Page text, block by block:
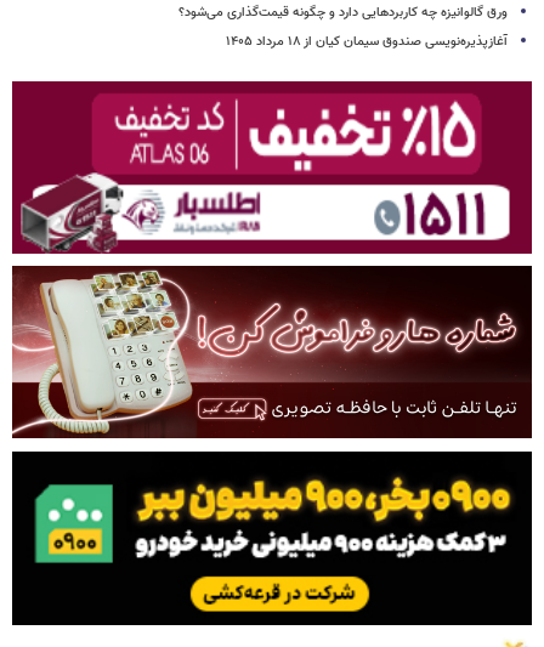
ورق گالوانیزه چه کاربردهایی دارد و چگونه قیمت‌گذاری می‌شود؟
آغازپذیره‌نویسی صندوق سیمان کیان از ۱۸ مرداد ۱۴۰۵